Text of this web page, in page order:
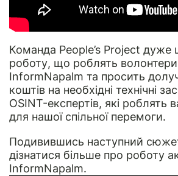
Команда People’s Project дуже
роботу, що роблять волонтери
InformNapalm та просить
коштів на необхідні технічні
OSINT-експертів, які роблять
для нашої спільної перемоги.
Подивившись наступний
дізнатися більше про роботу
InformNapalm.